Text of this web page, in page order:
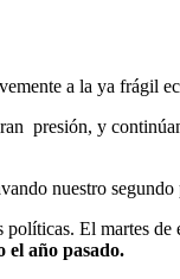
a la ya frágil
presión, y
nuestro
El martes
el año pasado.